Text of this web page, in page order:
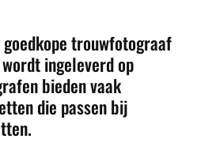
trouwfotograaf
ingeleverd op
bieden vaak
die passen bij